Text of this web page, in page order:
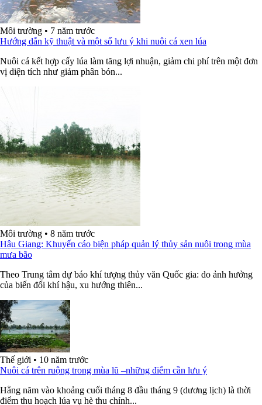
Môi trường • 7 năm trước
Hướng dẫn kỹ thuật và một số lưu ý khi nuôi cá xen lúa
Nuôi cá kết hợp cấy lúa làm tăng lợi nhuận, giảm chi phí trên một đơn
vị diện tích như giảm phân bón...
Môi trường • 8 năm trước
Hậu Giang: Khuyến cáo biện pháp quản lý thủy sản nuôi trong mùa
mưa bão
Theo Trung tâm dự báo khí tượng thủy văn Quốc gia: do ảnh hưởng
của biến đổi khí hậu, xu hướng thiên...
Thế giới • 10 năm trước
Nuôi cá trên ruộng trong mùa lũ –những điểm cần lưu ý
Hằng năm vào khoảng cuối tháng 8 đầu tháng 9 (dương lịch) là thời
điểm thu hoạch lúa vụ hè thu chính...